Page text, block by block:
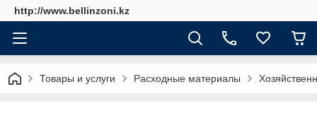
http://www.bellinzoni.kz
Товары и услуги Расходные материалы